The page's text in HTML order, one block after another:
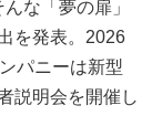
な「夢の扉」
を発表。2026
パニーは新型
説明会を開催し